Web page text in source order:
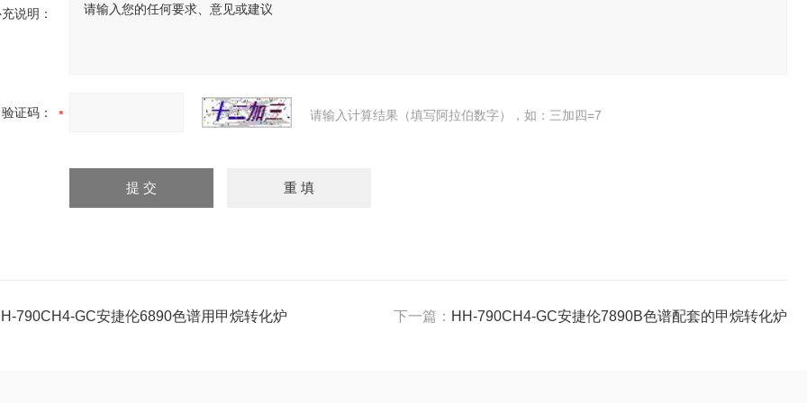
说明：
验证码： 请输入计算结果（填写阿拉伯数字），如：三加四=7
790CH4-GC安捷伦6890色谱用甲烷转化炉 下一篇： HH-790CH4-GC安捷伦7890B色谱配套的甲烷转化炉